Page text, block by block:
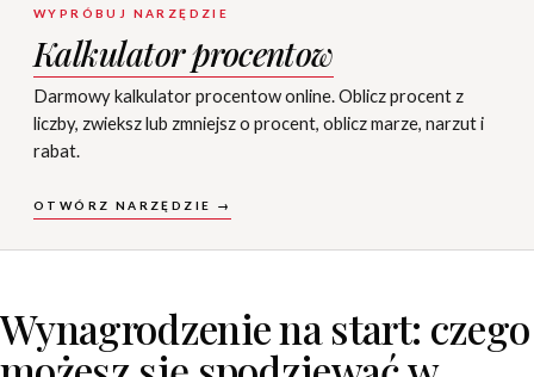
WYPRÓBUJ NARZĘDZIE
Kalkulator procentow
Darmowy kalkulator procentow online. Oblicz procent z
liczby, zwieksz lub zmniejsz o procent, oblicz marze, narzut i
rabat.
OTWÓRZ NARZĘDZIE →
Wynagrodzenie na start: czego